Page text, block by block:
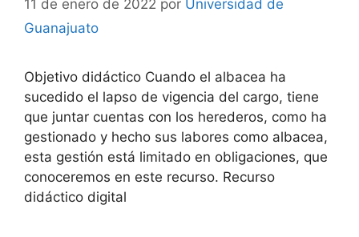
11 de enero de 2022 por Universidad de
Guanajuato
Objetivo didáctico Cuando el albacea ha
sucedido el lapso de vigencia del cargo, tiene
que juntar cuentas con los herederos, como ha
gestionado y hecho sus labores como albacea,
esta gestión está limitado en obligaciones, que
conoceremos en este recurso. Recurso
didáctico digital